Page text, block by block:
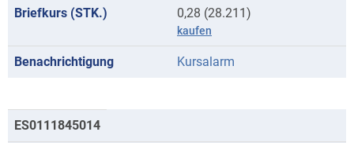
0,28 (28.211)
kaufen
Kursalarm
ES0111845014